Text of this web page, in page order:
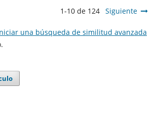
1-10 de 124 Siguiente
una búsqueda de similitud avanzada